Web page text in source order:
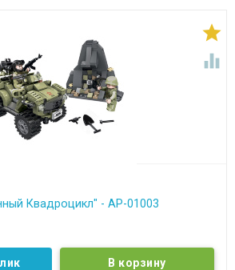


Квадроцикл" - АР-01003